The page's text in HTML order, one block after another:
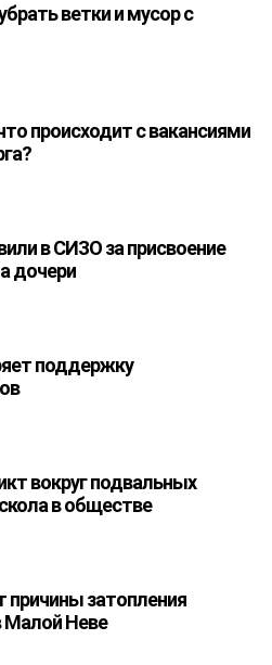
ветки и мусор с
происходит с вакансиями
в СИЗО за присвоение
дочери
поддержку
вокруг подвальных
в обществе
причины затопления
Малой Неве